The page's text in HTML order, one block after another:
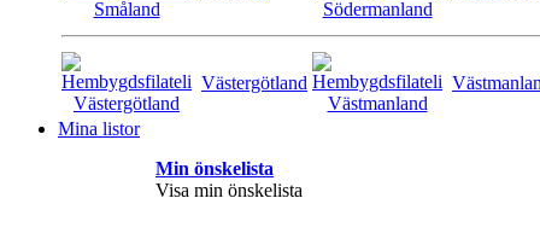
Västergötland
Mina listor
Min önskelista
Visa min önskelista